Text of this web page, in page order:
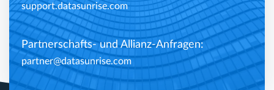
support.datasunrise.com
Partnerschafts- und Allianz-Anfragen:
partner@datasunrise.com